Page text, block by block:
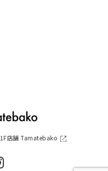
店舗 Tamatebako